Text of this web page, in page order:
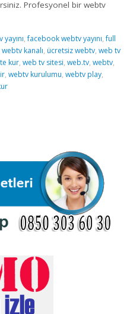
Profesyonel bir webtv
,facebook webtv yayını,full
kanalı, ücretsiz webtv,web tv
kur,web tv sitesi,web.tv,webtv,
,webtv kurulumu,webtv play,